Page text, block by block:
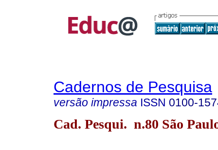
Cadernos de Pesquisa
versão impressa ISSN 0100-
Cad. Pesqui. n.80 São